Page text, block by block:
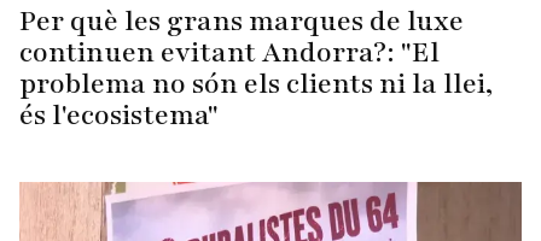
Per què les grans marques de luxe
continuen evitant Andorra?: "El
problema no són els clients ni la llei,
és l'ecosistema"